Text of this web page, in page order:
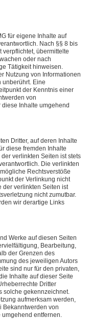
für eigene Inhalte auf
Nach §§ 8 bis
verpflichtet, übermittelte
oder nach
Tätigkeit hinweisen.
Nutzung von Informationen
Eine
der Kenntnis einer
von
Inhalte umgehend
Dritter, auf deren Inhalte
diese fremden Inhalte
verlinkten Seiten ist stets
Die verlinkten
Rechtsverstöße
der Verlinkung nicht
der verlinkten Seiten ist
nicht zumutbar.
wir derartige Links
Werke auf diesen Seiten
Bearbeitung,
der Grenzen des
des jeweiligen Autors
sind nur für den privaten,
Inhalte auf dieser Seite
Dritter
solche gekennzeichnet.
aufmerksam werden,
Bekanntwerden von
entfernen.